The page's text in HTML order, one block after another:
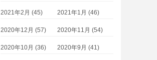
2021年2月 (45) 2021年1月 (46)
2020年12月 (57) 2020年11月 (54)
2020年10月 (36) 2020年9月 (41)